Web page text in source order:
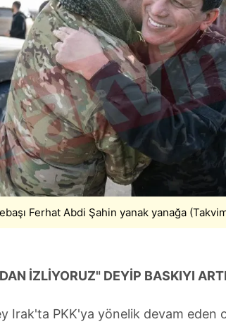
Ferhat Abdi Şahin yanak yanağa
İZLİYORUZ" DEYİP BASKIYI
Irak'ta PKK'ya yönelik devam eden